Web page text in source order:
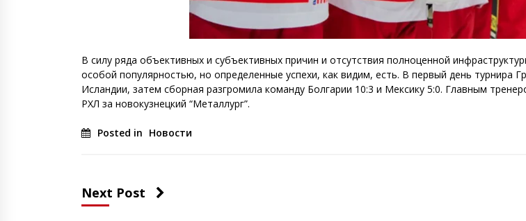
В силу ряда объективных и субъективных причин и отсутствия полноценной
особой популярностью, но определенные успехи, как видим, есть. В первый день турнира
Исландии, затем сборная разгромила команду Болгарии 10:3 и Мексику 5:0. Главным
РХЛ за новокузнецкий “Металлург”.
Posted in Новости
Next Post